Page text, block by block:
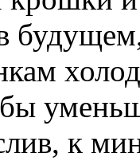
к